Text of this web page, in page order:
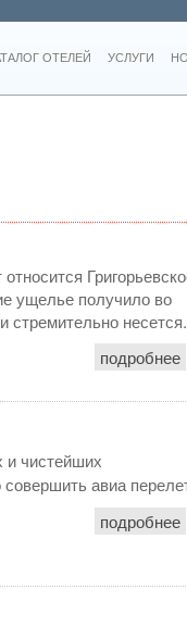
ОТЕЛЕЙ УСЛУГИ
ущелье получило во
стремительно
подробнее
и чистейших
авиа
подробнее